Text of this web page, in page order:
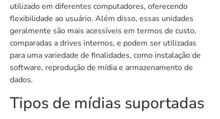
utilizado em diferentes computadores, oferecendo
flexibilidade ao usuário. Além disso, essas unidades
geralmente são mais acessíveis em termos de custo,
comparadas a drives internos, e podem ser utilizadas
para uma variedade de finalidades, como instalação de
software, reprodução de mídia e armazenamento de
dados.
Tipos de mídias suportadas